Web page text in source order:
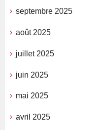
septembre 2025
août 2025
juillet 2025
juin 2025
mai 2025
avril 2025